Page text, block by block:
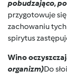
pobudzająco,
przygotowuje
zachowaniu
spirytus
Wino
organizm)Do